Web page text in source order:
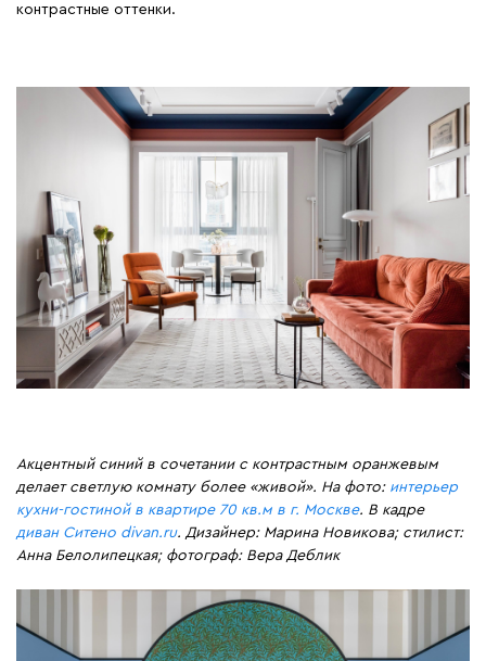
контрастные оттенки.
Акцентный синий в сочетании с контрастным оранжевым
делает светлую комнату более «живой». На фото: интерьер
кухни-гостиной в квартире 70 кв.м в г. Москве. В кадре
диван Ситено divan.ru. Дизайнер: Марина Новикова; стилист:
Анна Белолипецкая; фотограф: Вера Деблик